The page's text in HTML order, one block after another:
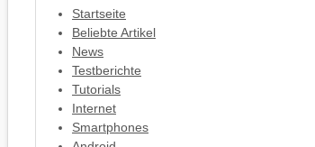
Startseite
Beliebte Artikel
News
Testberichte
Tutorials
Internet
Smartphones